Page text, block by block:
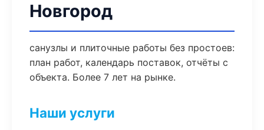
Новгород
санузлы и плиточные работы без простоев:
план работ, календарь поставок, отчёты с
объекта. Более 7 лет на рынке.
Наши услуги